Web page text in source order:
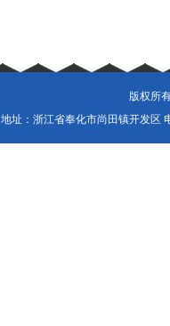
版权所
地址：浙江省奉化市尚田镇开发区